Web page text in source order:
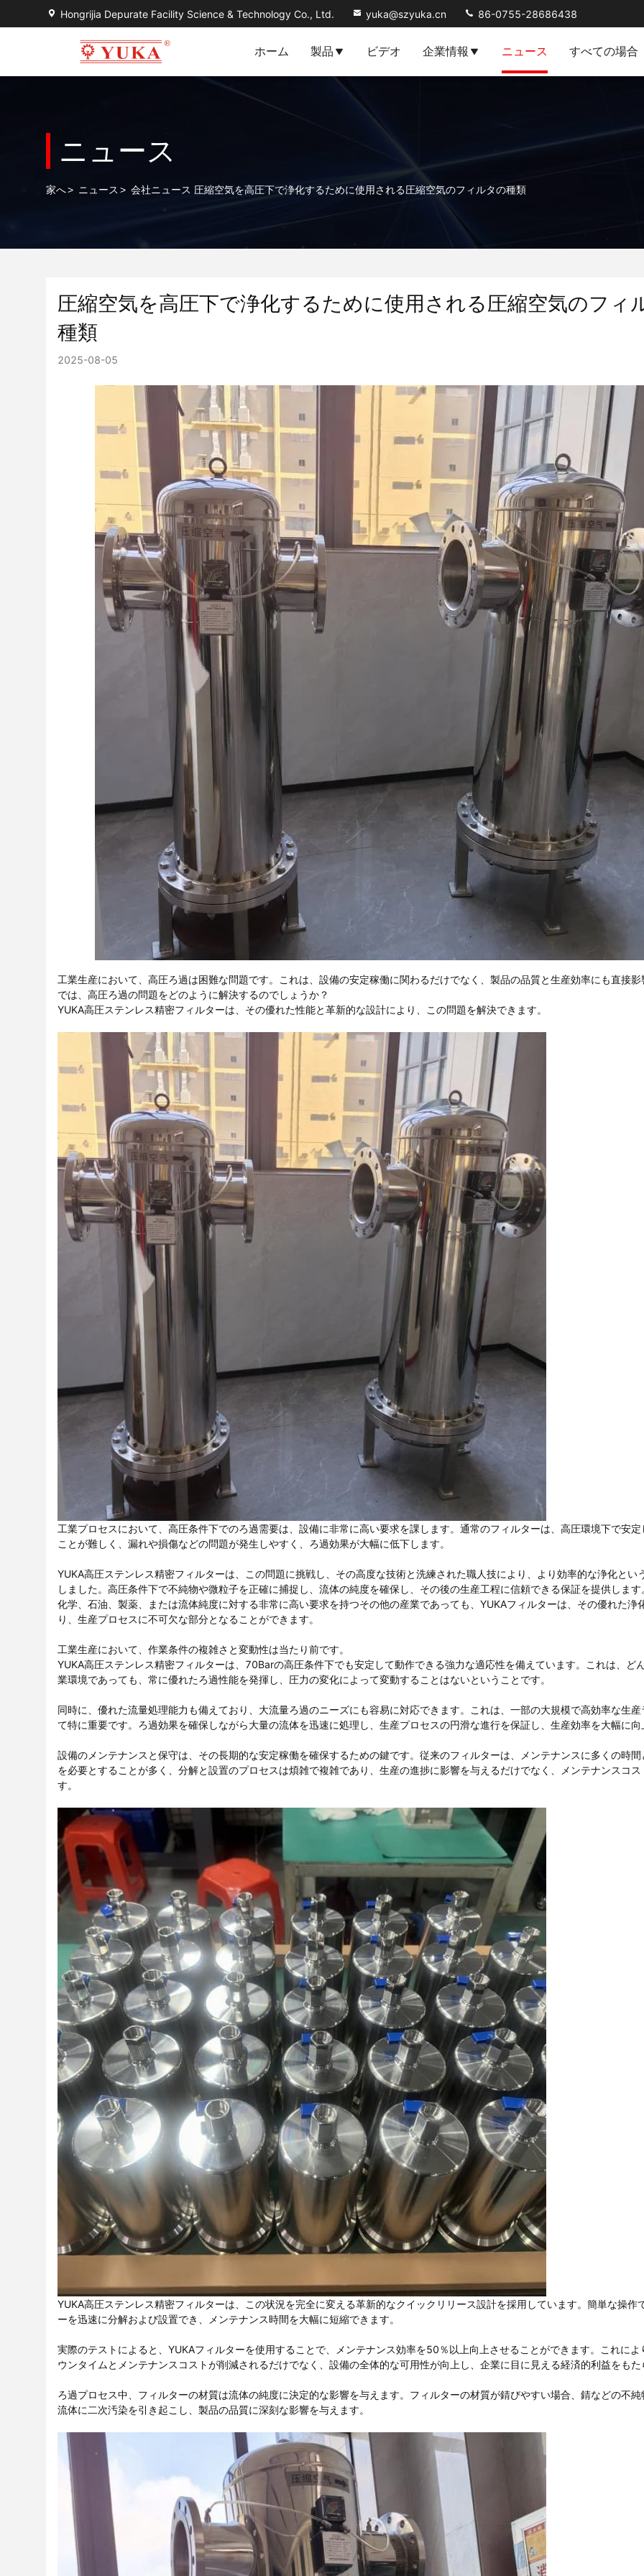
Hongrijia Depurate Facility Science & Technology Co., Ltd. yuka@szyuka.cn 86-0755-28686438
ホーム 製品 ビデオ 企業情報 ニュース すべての場合
ニュース
家へ> ニュース > 会社ニュース 圧縮空気を高圧下で浄化するために使用される圧縮空気のフィルタの種類
圧縮空気を高圧下で浄化するために使用される圧縮空気のフィ
種類
2025-08-05
工業生産において、高圧ろ過は困難な問題です。これは、設備の安定稼働に関わるだけでなく、製品の品質と生産効率にも直接
では、高圧ろ過の問題をどのように解決するのでしょうか？
YUKA高圧ステンレス精密フィルターは、その優れた性能と革新的な設計により、この問題を解決できます。
工業プロセスにおいて、高圧条件下でのろ過需要は、設備に非常に高い要求を課します。通常のフィルターは、高圧環境下で安
ことが難しく、漏れや損傷などの問題が発生しやすく、ろ過効果が大幅に低下します。
YUKA高圧ステンレス精密フィルターは、この問題に挑戦し、その高度な技術と洗練された職人技により、より効率的な浄化とい
しました。高圧条件下で不純物や微粒子を正確に捕捉し、流体の純度を確保し、その後の生産工程に信頼できる保証を提供します
化学、石油、製薬、または流体純度に対する非常に高い要求を持つその他の産業であっても、YUKAフィルターは、その優れた浄
り、生産プロセスに不可欠な部分となることができます。
工業生産において、作業条件の複雑さと変動性は当たり前です。
YUKA高圧ステンレス精密フィルターは、70Barの高圧条件下でも安定して動作できる強力な適応性を備えています。これは、ど
業環境であっても、常に優れたろ過性能を発揮し、圧力の変化によって変動することはないということです。
同時に、優れた流量処理能力も備えており、大流量ろ過のニーズにも容易に対応できます。これは、一部の大規模で高効率な生
て特に重要です。ろ過効果を確保しながら大量の流体を迅速に処理し、生産プロセスの円滑な進行を保証し、生産効率を大幅に
設備のメンテナンスと保守は、その長期的な安定稼働を確保するための鍵です。従来のフィルターは、メンテナンスに多くの時
を必要とすることが多く、分解と設置のプロセスは煩雑で複雑であり、生産の進捗に影響を与えるだけでなく、メンテナンスコ
す。
YUKA高圧ステンレス精密フィルターは、この状況を完全に変える革新的なクイックリリース設計を採用しています。簡単な操作
ーを迅速に分解および設置でき、メンテナンス時間を大幅に短縮できます。
実際のテストによると、YUKAフィルターを使用することで、メンテナンス効率を50％以上向上させることができます。これによ
ウンタイムとメンテナンスコストが削減されるだけでなく、設備の全体的な可用性が向上し、企業に目に見える経済的利益をも
ろ過プロセス中、フィルターの材質は流体の純度に決定的な影響を与えます。フィルターの材質が錆びやすい場合、錆などの不
流体に二次汚染を引き起こし、製品の品質に深刻な影響を与えます。